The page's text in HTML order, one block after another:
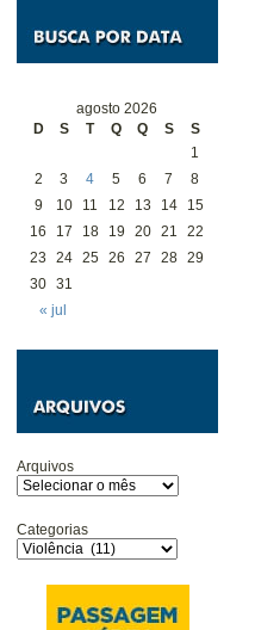
agosto 2026
D
S T Q Q S S
« jul
1
2
3 4 5 6 7
8
9
10 11 12 13 14
15
16
17 18 19 20 21
22
23
24 25 26 27 28 29
30 31
Arquivos
Categorias